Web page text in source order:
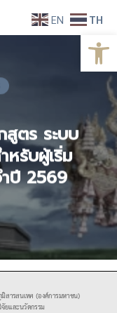
สูตร ระบบ
หรับผู้เริ่ม
ำปี 2569
EN TH